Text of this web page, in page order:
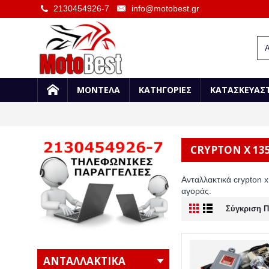
2130454926-7 info@motobest.gr
ΜΟΝΤΕΛΑ ΚΑΤΗΓΟΡΙΕΣ
ΑΝΤΑΛΛΑΚΤΙΚΑ
CRYPTON X
Ανταλλακτικά crypton
αγοράς.
Σύγκριση